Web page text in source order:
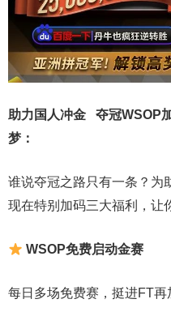
助力国人冲金 夺冠WSOP
梦 ：
谁说夺冠之路只有一条？为
现在特别加码三大福利，让
WSOP免费启动金赛
每日多场免费赛，挺进FT再